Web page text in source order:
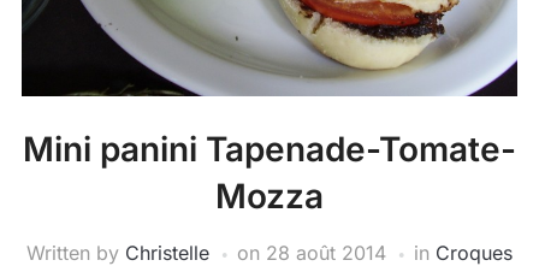
Mini panini Tapenade-Tomate-
Mozza
Written by Christelle on 28 août 2014 in Croques